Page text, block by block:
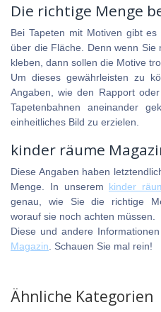
Die richtige Menge
Bei Tapeten mit Motiven gibt
über die Fläche. Denn wenn
kleben, dann sollen die Motive
Um dieses gewährleisten zu
Angaben, wie den Rapport
Tapetenbahnen aneinander
einheitliches Bild zu erzielen.
kinder räume
Diese Angaben haben
Menge. In unserem kinder
genau, wie Sie die richtige
worauf sie noch achten müssen.
Diese und andere
Magazin. Schauen Sie mal rein!
Ähnliche Kategorien